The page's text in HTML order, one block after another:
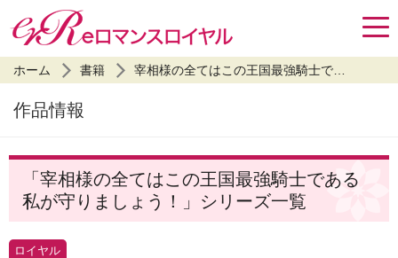
ホーム 書籍
作品情報
「宰相様の全てはこの王国最強騎士である
私が守りましょう！」シリーズ一覧
ロイヤル